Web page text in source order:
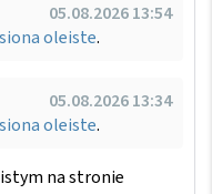
05.08.2026 13:54
oleiste.
05.08.2026 13:34
oleiste.
na stronie